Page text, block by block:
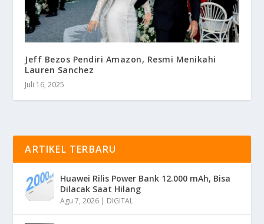
Jeff Bezos Pendiri Amazon, Resmi Menikahi
Lauren Sanchez
Juli 16, 2025
ARTIKEL TERBARU
Huawei Rilis Power Bank 12.000 mAh, Bisa
Dilacak Saat Hilang
Agu 7, 2026 | DIGITAL